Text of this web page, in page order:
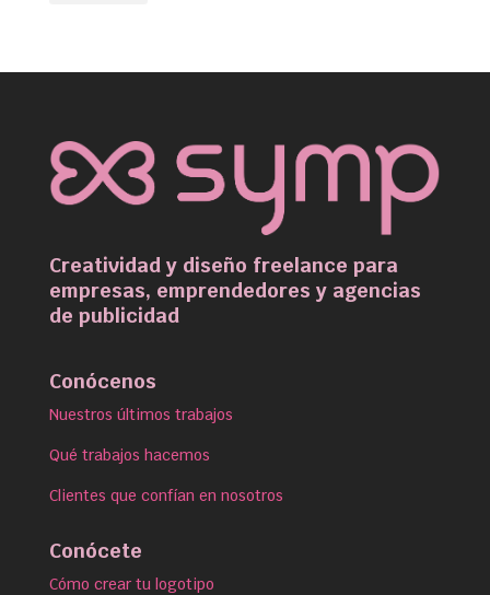
Creatividad y diseño freelance para
empresas, emprendedores y agencias
de publicidad
Conócenos
Nuestros últimos trabajos
Qué trabajos hacemos
Clientes que confían en nosotros
Conócete
Cómo crear tu logotipo